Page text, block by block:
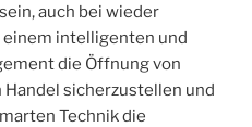
auch bei wieder
intelligenten und
die Öffnung von
sicherzustellen und
Technik die